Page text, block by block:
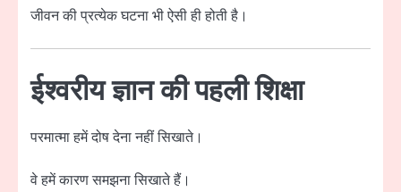
जीवन की प्रत्येक घटना भी ऐसी ही होती है।
ईश्वरीय ज्ञान की पहली शिक्षा
परमात्मा हमें दोष देना नहीं सिखाते।
वे हमें कारण समझना सिखाते हैं।